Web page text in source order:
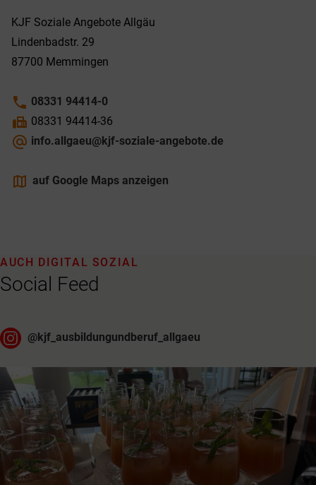
KJF Soziale Angebote Allgäu
Lindenbadstr. 29
87700 Memmingen
phone 08331 94414-0
fax 08331 94414-36
alternate_email info.allgaeu@kjf-soziale-angebote.de
mapsauf Google Maps anzeigen
Social Feed
AUCH DIGITAL SOZIAL
@kjf_ausbildungundberuf_allgaeu